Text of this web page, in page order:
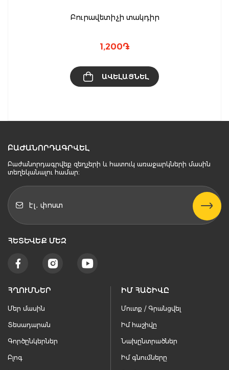
Բուրավետիչի տակդիր
1,200֏
ԱՎԵԼԱՑՆԵԼ
ԲԱԺԱՆՈՐԴԱԳՐՎԵԼ
Բաժանորդագրվեք զեղչերի և հատուկ առաջարկների մասին
տեղեկանալու համար։
ՀԵՏԵՒԵՔ ՄԵԶ
ՀՂՈՒՄՆԵՐ
Մեր մասին
Տեսադարան
Գործընկերներ
Բլոգ
ԻՄ ՀԱՇԻՎԸ
Մուտք / Գրանցվել
Իմ հաշիվը
Նախընտրածներ
Իմ գնումները